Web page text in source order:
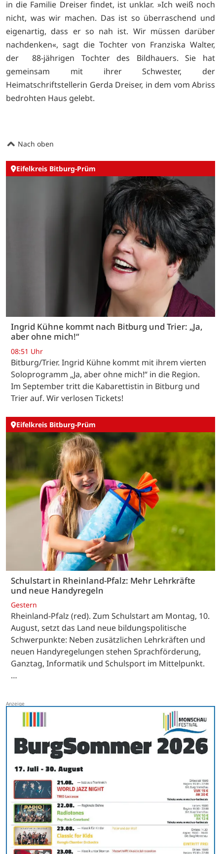
in die Familie Dreiser findet, ist unklar. »Ich weiß noch
nicht, was wir machen. Das ist so überraschend und
eigenartig, dass er so nah ist. Wir müssen darüber
nachdenken«, sagt die Tochter von Franziska Walter,
der 88-jährigen Tochter des Bildhauers. Sie hat
gemeinsam mit ihrer Schwester, der
Heimatschriftstellerin Gerda Dreiser, in dem vom Abriss
bedrohten Haus gelebt.
Nach oben
Eifelkreis Bitburg-Prüm
Ingrid Kühne kommt nach Bitburg und Trier: „Ja,
aber ohne mich!“
08:51 Uhr
Bitburg/Trier. Ingrid Kühne kommt mit ihrem vierten
Soloprogramm „Ja, aber ohne mich!“ in die Region.
Im September tritt die Kabarettistin in Bitburg und
Trier auf. Wir verlosen Tickets!
Eifelkreis Bitburg-Prüm
Schulstart in Rheinland-Pfalz: Mehr Lehrkräfte
und neue Handyregeln
Gestern
Rheinland-Pfalz (red). Zum Schulstart am Montag, 10.
August, setzt das Land neue bildungspolitische
Schwerpunkte: Neben zusätzlichen Lehrkräften und
neuen Handyregelungen stehen Sprachförderung,
Ganztag, Informatik und Schulsport im Mittelpunkt.
…